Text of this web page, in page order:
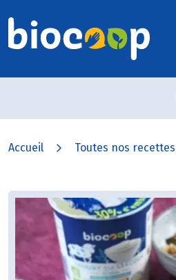
Accueil Toutes nos recettes